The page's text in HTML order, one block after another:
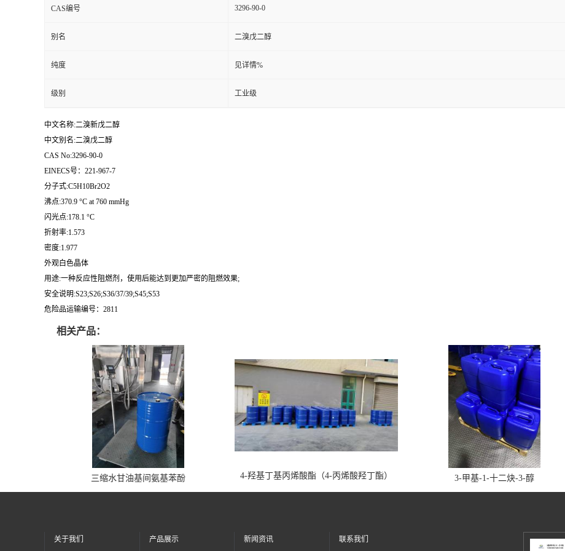
CAS编号 3296-90-0
别名 二溴戊二醇
纯度 见详情%
级别 工业级
中文名称:二溴新戊二醇
中文别名:二溴戊二醇
CAS No:3296-90-0
EINECS号：221-967-7
分子式:C5H10Br2O2
沸点:370.9 °C at 760 mmHg
闪光点:178.1 °C
折射率:1.573
密度:1.977
外观白色晶体
用途:一种反应性阻燃剂，使用后能达到更加严密的阻燃效果;
安全说明:S23;S26;S36/37/39;S45;S53
危险品运输编号：2811
相关产品：
三缩水甘油基间氨基苯酚 4-羟基丁基丙烯酸酯（4-丙烯酸羟丁酯） 3-甲基-1-十二炔-3-醇
关于我们 产品展示 新闻资讯 联系我们